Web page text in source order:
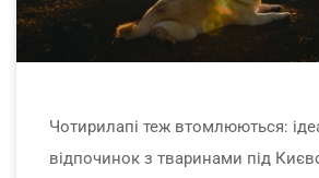
Чотирилапі теж втомлюються:
відпочинок з тваринами під